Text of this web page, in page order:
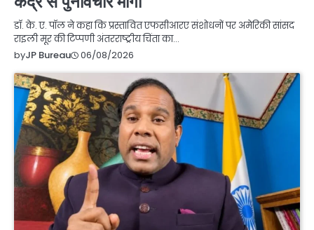
डॉ. के. ए. पॉल ने कहा कि प्रस्तावित एफसीआरए संशोधनों पर अमेरिकी सांसद
राइली मूर की टिप्पणी अंतरराष्ट्रीय चिंता का…
byJP Bureau 06/08/2026